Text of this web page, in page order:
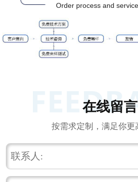
Order process and
在线留言
按需求定制，满足你更